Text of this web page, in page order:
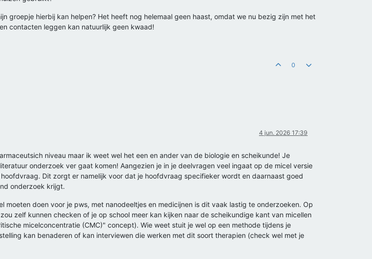
groepje hierbij kan helpen? Het heeft nog helemaal geen haast, omdat we nu bezig zijn met het
contacten leggen kan natuurlijk geen kwaad!
0
4 jun. 2026 17:39
niveau maar ik weet wel het een en ander van de biologie en scheikunde! Je
onderzoek ver gaat komen! Aangezien je in je deelvragen veel ingaat op de micel versie
Dit zorgt er namelijk voor dat je hoofdvraag specifieker wordt en daarnaast goed
onderzoek krijgt.
moeten doen voor je pws, met nanodeeltjes en medicijnen is dit vaak lastig te onderzoeken. Op
zelf kunnen checken of je op school meer kan kijken naar de scheikundige kant van micellen
micelconcentratie (CMC)" concept). Wie weet stuit je wel op een methode tijdens je
kan benaderen of kan interviewen die werken met dit soort therapien (check wel met je